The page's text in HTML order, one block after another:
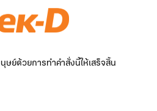
ย์ด้วยการทำคำสั่งนี้ให้เสร็จสิ้น